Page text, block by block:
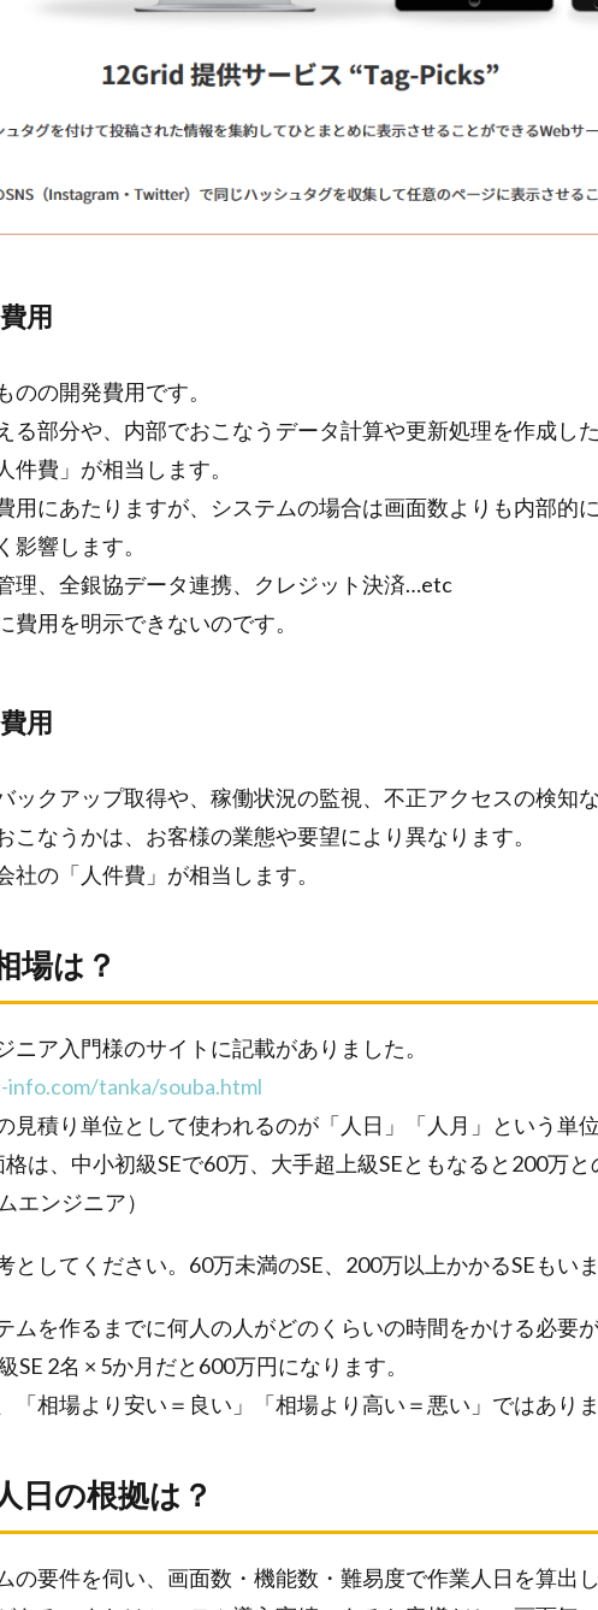
用
のの開発費用です。
る部分や、内部でおこなうデータ計算や更新処理を作成した
件費」が相当します。
用にあたりますが、システムの場合は画面数よりも内部的
影響します。
理、全銀協データ連携、クレジット決済…etc
費用を明示できないのです。
用
ックアップ取得や、稼働状況の監視、不正アクセスの検知な
こなうかは、お客様の業態や要望により異なります。
社の「人件費」が相当します。
場は？
ニア入門様のサイトに記載がありました。
tanka/souba.html
見積り単位として使われるのが「人日」「人月」という単位
は、中小初級SEで60万、大手超上級SEともなると200万と
エンジニア）
してください。60万未満のSE、200万以上かかるSEもいま
ムを作るまでに何人の人がどのくらいの時間をかける必要
SE 2名 × 5か月だと600万円になります。
「相場より安い＝良い」「相場より高い＝悪い」ではありま
日の根拠は？
の要件を伺い、画面数・機能数・難易度で作業人日を算出し